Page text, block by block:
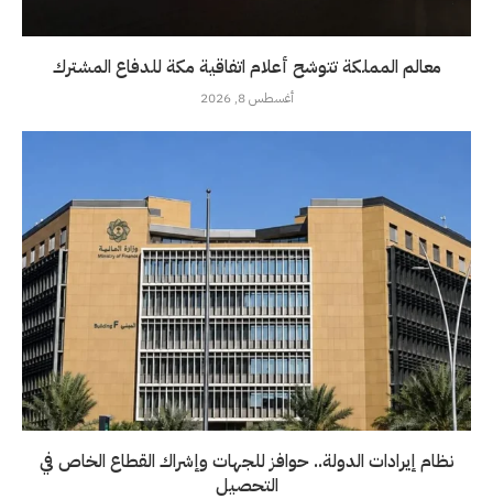
معالم المملكة تتوشح أعلام اتفاقية مكة للدفاع المشترك
أغسطس 8, 2026
نظام إيرادات الدولة.. حوافز للجهات وإشراك القطاع الخاص في
التحصيل